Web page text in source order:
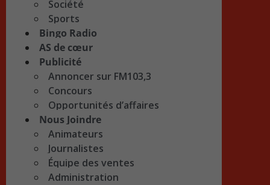
Société
Sports
Bingo Radio
AS de cœur
Publicité
Annoncer sur FM103,3
Concours
Opportunités d’affaires
Nous Joindre
Animateurs
Journalistes
Équipe des ventes
Administration